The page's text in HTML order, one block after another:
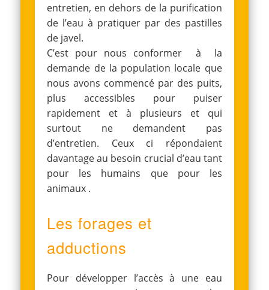
entretien, en dehors de la purification
de l’eau à pratiquer par des pastilles
de javel.
C’est pour nous conformer à la
demande de la population locale que
nous avons commencé par des puits,
plus accessibles pour puiser
rapidement et à plusieurs et qui
surtout ne demandent pas
d’entretien. Ceux ci répondaient
davantage au besoin crucial d’eau tant
pour les humains que pour les
animaux .
Les forages et
adductions
Pour développer l’accès à une eau